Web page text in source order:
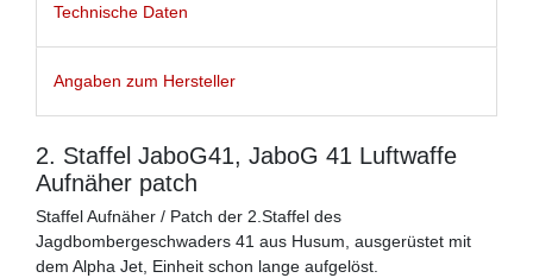
Technische Daten
Angaben zum Hersteller
2. Staffel JaboG41, JaboG 41 Luftwaffe
Aufnäher patch
Staffel Aufnäher / Patch der 2.Staffel des
Jagdbombergeschwaders 41 aus Husum, ausgerüstet mit
dem Alpha Jet, Einheit schon lange aufgelöst.